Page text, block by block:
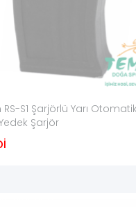
hasarlı şarjör
veya kendiliğinden
zorlanmamalıdır.
ulaşamayacağı kilitli
S1 Şarjörlü Yarı Otomatik
Şarjör